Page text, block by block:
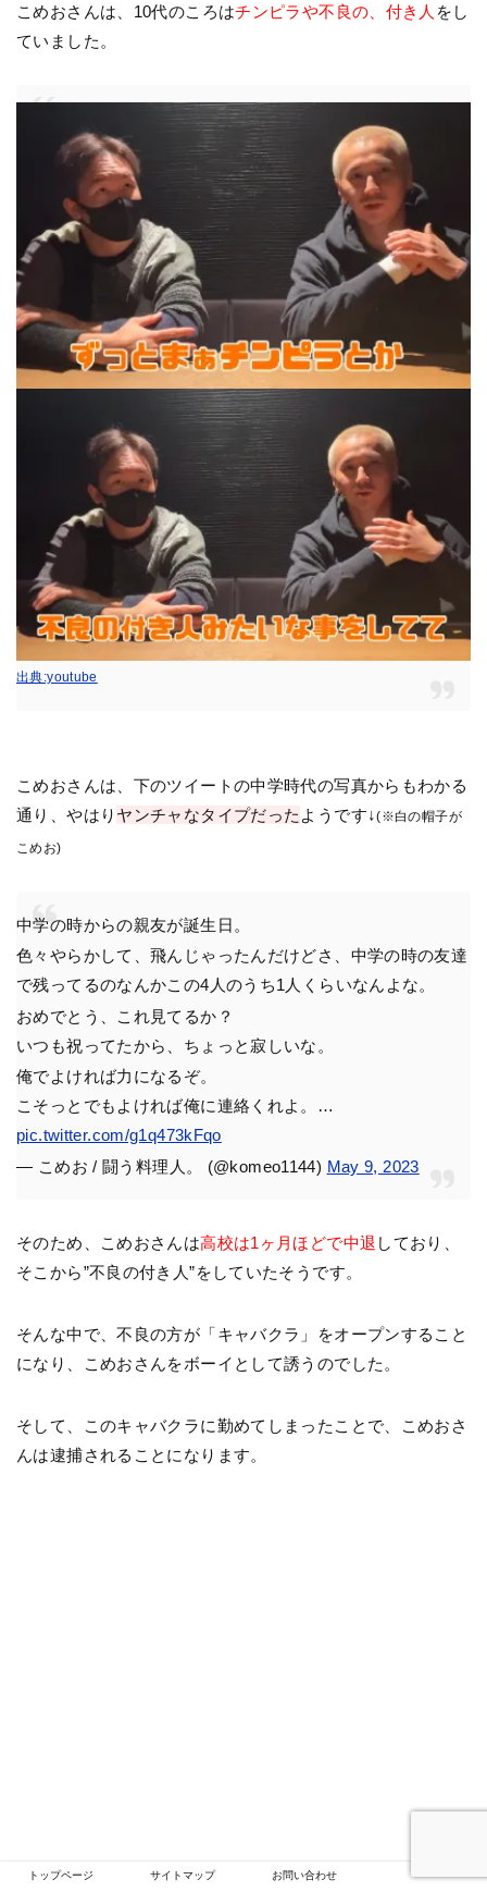
こめおさんは、10代のころはチンピラや不良の、付き人 をし
ていました。
出典:youtube
こめおさんは、下のツイートの中学時代の写真からもわかる
通り、やはり ヤンチャなタイプだった ようです↓(※白の帽子が
こめお)
中学の時からの親友が誕生日。
色々やらかして、飛んじゃったんだけどさ、中学の時の友達
で残ってるのなんかこの4人のうち1人くらいなんよな。
おめでとう、これ見てるか？
いつも祝ってたから、ちょっと寂しいな。
俺でよければ力になるぞ。
こそっとでもよければ俺に連絡くれよ。…
pic.twitter.com/g1q473kFqo
— こめお / 闘う料理人。 (@komeo1144) May 9, 2023
そのため、こめおさんは高校は1ヶ月ほどで中退 しており、
そこから”不良の付き人”をしていたそうです。
そんな中で、不良の方が「キャバクラ」をオープンすること
になり、こめおさんをボーイとして誘うのでした。
そして、このキャバクラに勤めてしまったことで、こめおさ
んは逮捕されることになります。
トップページ サイトマップ お問い合わせ